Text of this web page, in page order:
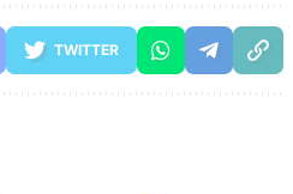
TWITTER